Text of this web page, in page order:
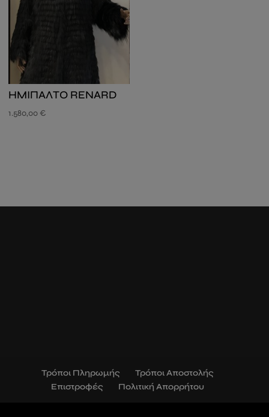
ΗΜΙΠΑΛΤΟ RENARD
1.580,00 €
Τρόποι Πληρωμής
Τρόποι Αποστολής
Επιστροφές
Πολιτική Απορρήτου